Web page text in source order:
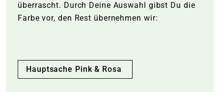
überrascht. Durch Deine Auswahl gibst Du die
Farbe vor, den Rest übernehmen wir:
Hauptsache Pink & Rosa